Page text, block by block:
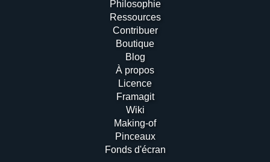
Philosophie
Ressources
Contribuer
Boutique
Blog
À propos
Licence
Framagit
Wiki
Making-of
Pinceaux
Fonds d'écran